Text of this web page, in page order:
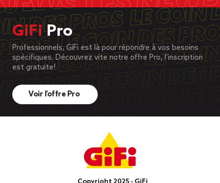
GiFiPro
Professionnels, GiFi est là pour répondre à vos besoins
spécifiques. Découvrez vite notre offre Pro, l’inscription
est gratuite!
Voir l’offre Pro